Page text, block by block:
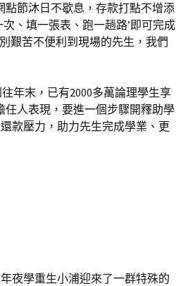
節沐日不歇息，存款打點不增添
、填一張表、跑一趟路’即可完成
艱苦不便利到現場的先生，我們
年末，已有2000多萬論理學生享
任人表現，要進一個步驟開釋助學
款壓力，助力先生完成學業、更
夜學重生小浦迎來了一群特殊的